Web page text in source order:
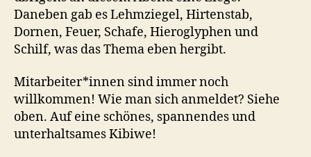
Daneben gab es Lehmziegel, Hirtenstab,
Dornen, Feuer, Schafe, Hieroglyphen und
Schilf, was das Thema eben hergibt.
Mitarbeiter*innen sind immer noch
willkommen! Wie man sich anmeldet? Siehe
oben. Auf eine schönes, spannendes und
unterhaltsames Kibiwe!